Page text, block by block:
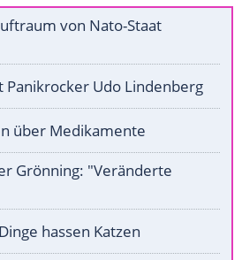
von Nato-Staat
Panikrocker Udo Lindenberg
über Medikamente
Grönning: "Veränderte
hassen Katzen